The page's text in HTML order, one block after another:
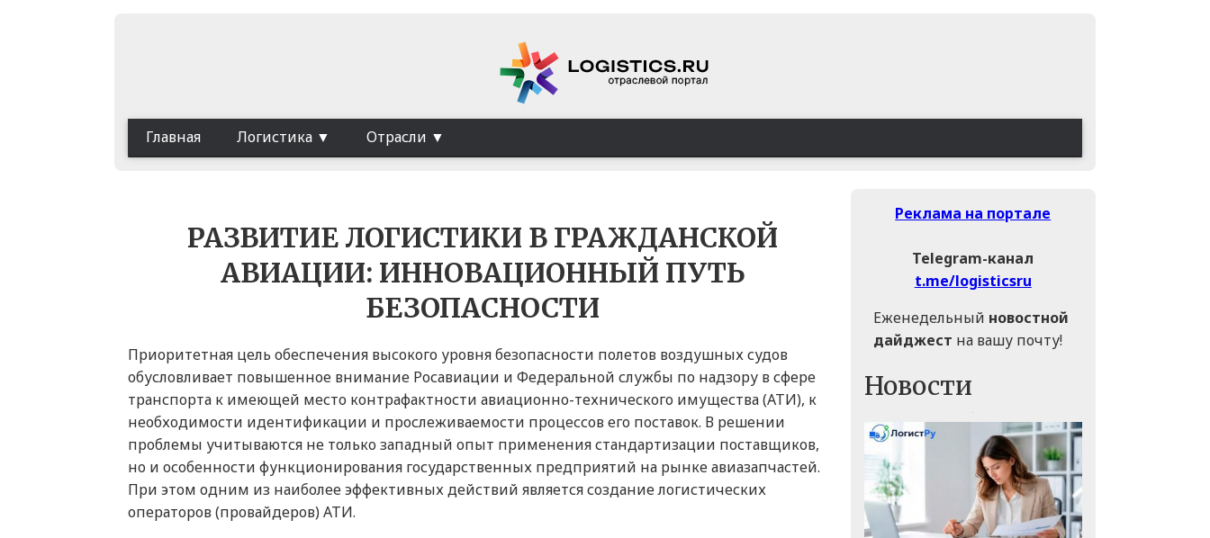
Главная Логистика Отрасли
РАЗВИТИЕ ЛОГИСТИКИ В ГРАЖДАНСКОЙ
АВИАЦИИ: ИННОВАЦИОННЫЙ ПУТЬ
БЕЗОПАСНОСТИ
Приоритетная цель обеспечения высокого уровня безопасности полетов воздушных судов
обусловливает повышенное внимание Росавиации и Федеральной службы по надзору в сфере
транспорта к имеющей место контрафактности авиационно-технического имущества (АТИ), к
необходимости идентификации и прослеживаемости процессов его поставок. В решении
проблемы учитываются не только западный опыт применения стандартизации поставщиков,
но и особенности функционирования государственных предприятий на рынке авиазапчастей.
При этом одним из наиболее эффективных действий является создание логистических
операторов (провайдеров) АТИ.
Реклама на портале
Telegram-канал
t.me/logisticsru
Еженедельный новостной
дайджест на вашу почту!
Новости